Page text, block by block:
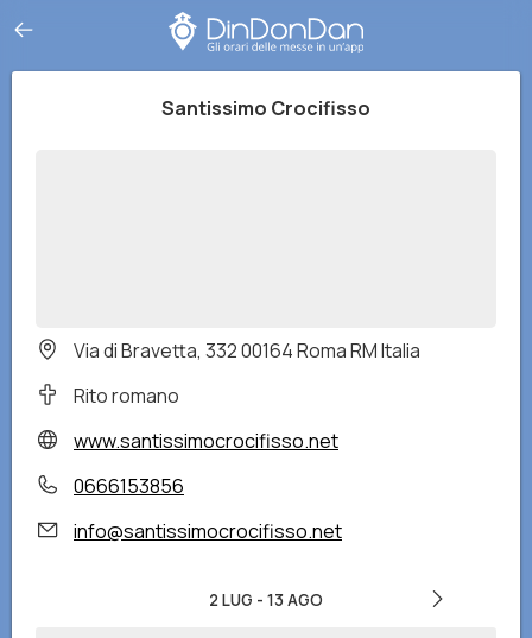
Santissimo Crocifisso
Via di Bravetta, 332 00164 Roma RM Italia
Rito romano
www.santissimocrocifisso.net
0666153856
info@santissimocrocifisso.net
2 LUG - 13 AGO